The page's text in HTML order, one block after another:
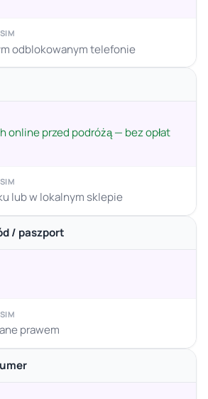
odblokowanym telefonie
online przed podróżą — bez opłat
lub w lokalnym sklepie
/ paszport
prawem